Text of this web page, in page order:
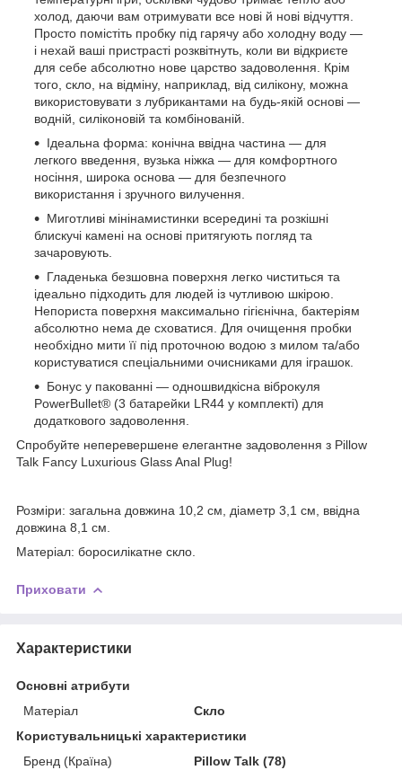
холод, даючи вам отримувати все нові й нові відчуття.
Просто помістіть пробку під гарячу або холодну воду —
і нехай ваші пристрасті розквітнуть, коли ви відкриєте
для себе абсолютно нове царство задоволення. Крім
того, скло, на відміну, наприклад, від силікону, можна
використовувати з лубрикантами на будь-якій основі —
водній, силіконовій та комбінованій.
Ідеальна форма: конічна ввідна частина — для
легкого введення, вузька ніжка — для комфортного
носіння, широка основа — для безпечного
використання і зручного вилучення.
Миготливі мінінамистинки всередині та розкішні
блискучі камені на основі притягують погляд та
зачаровують.
Гладенька безшовна поверхня легко чиститься та
ідеально підходить для людей із чутливою шкірою.
Непориста поверхня максимально гігієнічна, бактеріям
абсолютно нема де сховатися. Для очищення пробки
необхідно мити її під проточною водою з милом та/або
користуватися спеціальними очисниками для іграшок.
Бонус у пакованні — одношвидкісна віброкуля
PowerBullet® (3 батарейки LR44 у комплекті) для
додаткового задоволення.
Спробуйте неперевершене елегантне задоволення з Pillow
Talk Fancy Luxurious Glass Anal Plug!
Розміри: загальна довжина 10,2 см, діаметр 3,1 см, ввідна
довжина 8,1 см.
Матеріал: боросилікатне скло.
Приховати
Характеристики
Основні атрибути
Матеріал
Скло
Користувальницькі характеристики
Бренд (Країна)
Pillow Talk (78)